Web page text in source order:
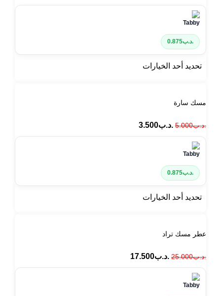
.د.ب0.875
تحديد أحد الخيارات
مسك سارة
.د.ب5.000 .د.ب3.500
.د.ب0.875
تحديد أحد الخيارات
عطر مسك تراد
.د.ب25.000 .د.ب17.500